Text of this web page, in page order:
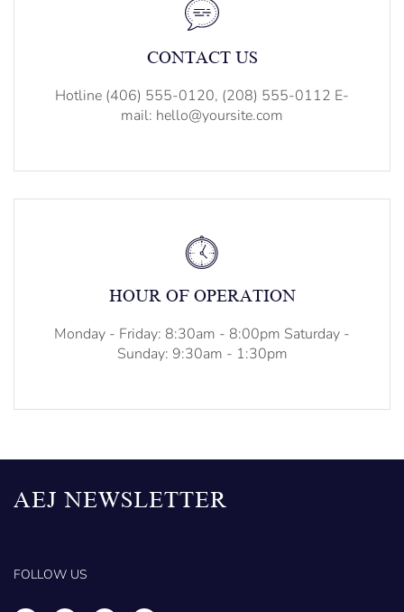
CONTACT US
Hotline (406) 555-0120, (208) 555-0112 E-
mail: hello@yoursite.com
HOUR OF OPERATION
Monday - Friday: 8:30am - 8:00pm Saturday -
Sunday: 9:30am - 1:30pm
AEJ NEWSLETTER
FOLLOW US